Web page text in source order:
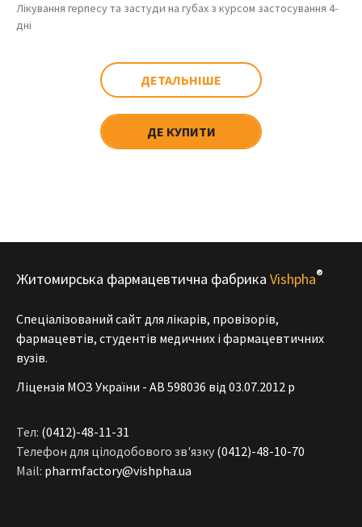
Лікування герпесу та застуди на губах з курсом застосування 4-
дні
ДЕТАЛЬНІШЕ
ДЕ КУПИТИ
Житомирська фармацевтична фабрика Vishpha®
Спеціалізований сайт для лікарів, провізорів,
фармацевтів, студентів медичних і фармацевтичних
вузів.
Ліцензія МОЗ України - АВ 598036 від 03.07.2012 р
Тел: (0412)-48-11-31
Телефон для цілодобового зв'язку (0412)-48-10-70
Mail: pharmfactory@vishpha.ua